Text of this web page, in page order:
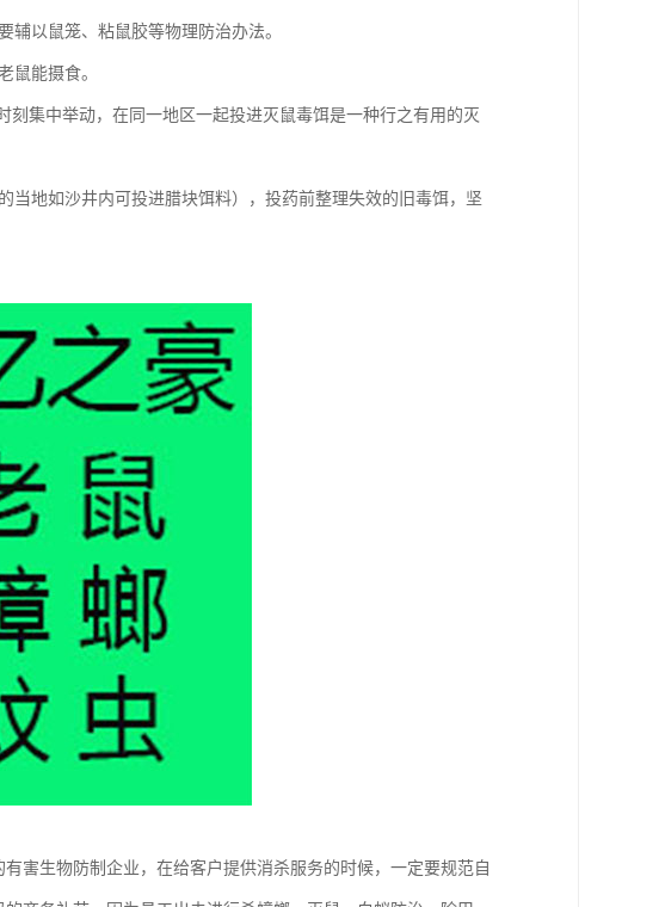
以鼠笼、粘鼠胶等物理防治办法。
鼠能摄食。
集中举动，在同一地区一起投进灭鼠毒饵是一种行之有用的灭
当地如沙井内可投进腊块饵料），投药前整理失效的旧毒饵，坚
害生物防制企业，在给客户提供消杀服务的时候，一定要规范自